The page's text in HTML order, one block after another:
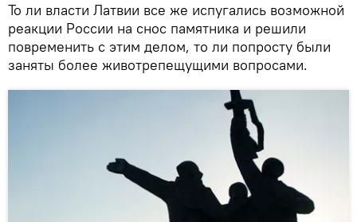
То ли власти Латвии все же испугались возможной
реакции России на снос памятника и решили
повременить с этим делом, то ли попросту были
заняты более животрепещущими вопросами.